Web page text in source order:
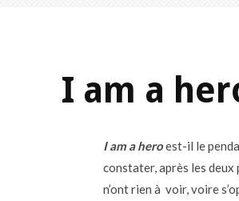
I am a
I am a heroest-il le
constater, après les deux
n’ont rien à voir, voire